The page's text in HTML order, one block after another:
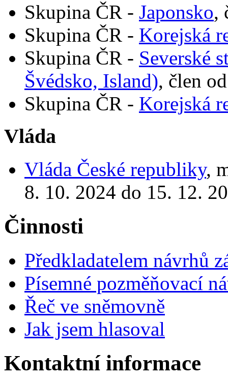
Skupina ČR - Japonsko,
Skupina ČR - Korejská
Skupina ČR - Severské
Švédsko, Island), člen
Skupina ČR - Korejská
Vláda
Vláda České republiky,
8. 10. 2024 do 15. 12.
Činnosti
Předkladatelem návrhů
Písemné pozměňovací
Řeč ve sněmovně
Jak jsem hlasoval
Kontaktní informace